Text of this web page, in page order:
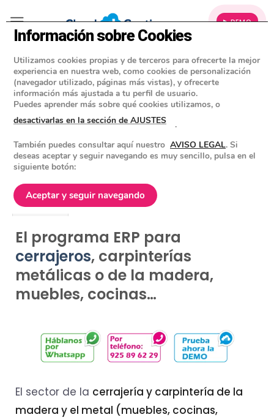
▶ DEMO
ERP Cerrajeros, carpintería de
madera, metal, cocinas
CARACTERÍSTICAS EJEMPLO PRÁCTICO
INFORMACIÓN Y DEMO
PRECIOS
El programa ERP para
cerrajeros, carpinterías
metálicas o de la madera,
muebles, cocinas…
El sector de la cerrajería y carpintería de la
madera y el metal (muebles, cocinas,
Información sobre Cookies
Utilizamos cookies propias y de terceros para ofrecerte la mejor
experiencia en nuestra web, como cookies de personalización
(navegador utilizado, páginas más vistas), y ofrecerte
información más ajustada a tu perfil de usuario.
Puedes aprender más sobre qué cookies utilizamos, o
desactivarlas en la sección de AJUSTES
.
También puedes consultar aquí nuestro AVISO LEGAL. Si
deseas aceptar y seguir navegando es muy sencillo, pulsa en el
siguiente botón:
Aceptar y seguir navegando